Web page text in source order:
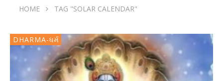
HOME TAG "SOLAR CALENDAR"
DHARMA-ધર્મ